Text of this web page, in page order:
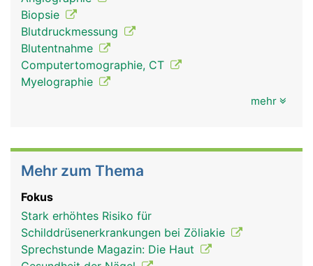
Biopsie
Blutdruckmessung
Blutentnahme
Computertomographie, CT
Myelographie
mehr
Mehr zum Thema
Fokus
Stark erhöhtes Risiko für
Schilddrüsenerkrankungen bei Zöliakie
Sprechstunde Magazin: Die Haut